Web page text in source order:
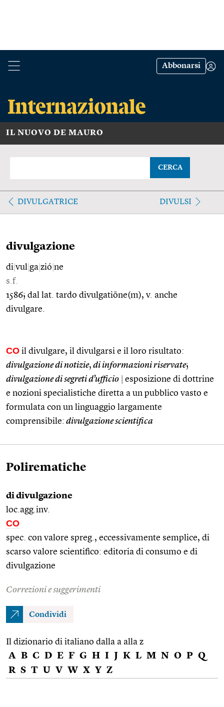
Abbonarsi
IL NUOVO DE MAURO
CERCA
DIVULGATRICE DIVULSI
divulgazione
di vul ga zió ne
s.f.
1586; dal lat. tardo divulgatiōne(m), v. anche
divulgare.
CO il divulgare, il divulgarsi e il loro risultato:
divulgazione di notizie, di informazioni riservate;
divulgazione di segreti d’ufficio
esposizione di dottrine
e nozioni specialistiche diretta a un pubblico vasto e
formulata con un linguaggio largamente
comprensibile: divulgazione scientifica
Polirematiche
di divulgazione
loc.agg.inv.
CO
spec. con valore spreg., eccessivamente semplice, di
scarso valore scientifico: editoria di consumo e di
divulgazione
Correzioni e suggerimenti
Condividi
Il dizionario di italiano dalla a alla z
A B C D E F G H I J K L M N O P Q
R S T U V W X Y Z